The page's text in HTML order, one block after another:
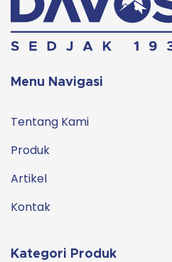
Menu Navigasi
Tentang Kami
Produk
Artikel
Kontak
Kategori Produk